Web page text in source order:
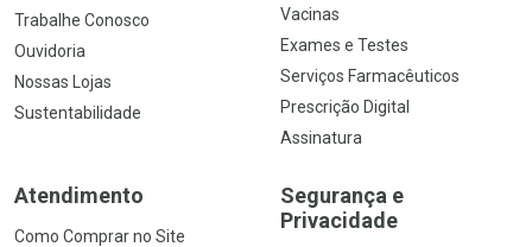
Trabalhe Conosco
Ouvidoria
Nossas Lojas
Sustentabilidade
Vacinas
Exames e Testes
Serviços Farmacêuticos
Prescrição Digital
Assinatura
Atendimento
Como Comprar no Site
Segurança e
Privacidade